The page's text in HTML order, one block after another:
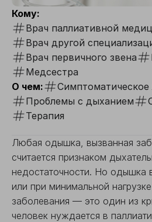
Кому:
Врач паллиативной
Врач другой
Врач первичного звена
Медсестра
О чем:
Симптоматическое
Проблемы с дыханием
Терапия
Любая одышка, вызванная
считается признаком
недостаточности. Но одышка
или при минимальной
заболевания — это один из
человек нуждается в